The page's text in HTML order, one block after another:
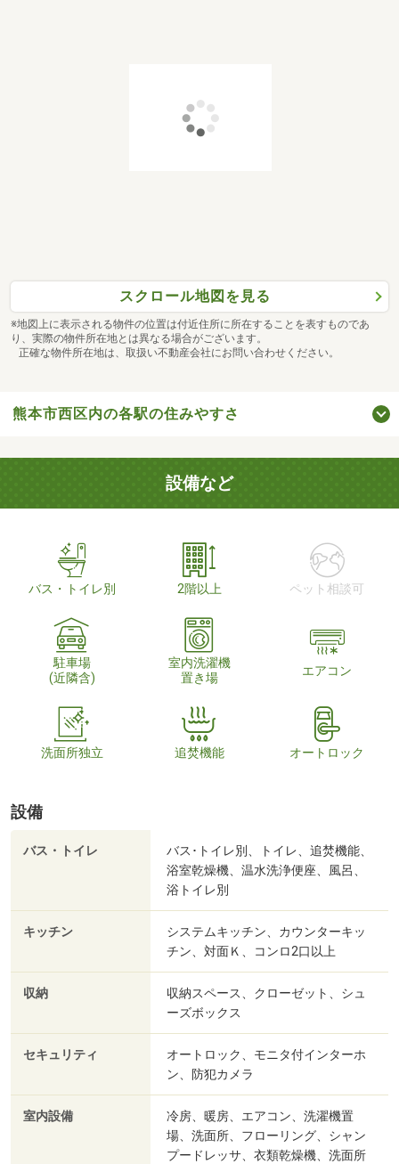
スクロール地図を見る
※地図上に表示される物件の位置は付近住所に所在することを表すものであ
り、実際の物件所在地とは異なる場合がございます。
正確な物件所在地は、取扱い不動産会社にお問い合わせください。
熊本市西区内の各駅の住みやすさ
設備など
バス・トイレ別 2階以上 ペット相談可
駐車場
(近隣含)
室内洗濯機
置き場
エアコン
洗面所独立 追焚機能 オートロック
設備
バス・トイレ
バス･トイレ別、トイレ、追焚機能、
浴室乾燥機、温水洗浄便座、風呂、
浴トイレ別
キッチン
システムキッチン、カウンターキッ
チン、対面Ｋ、コンロ2口以上
収納
収納スペース、クローゼット、シュ
ーズボックス
セキュリティ
オートロック、モニタ付インターホ
ン、防犯カメラ
室内設備
冷房、暖房、エアコン、洗濯機置
場、洗面所、フローリング、シャン
プードレッサ、衣類乾燥機、洗面所